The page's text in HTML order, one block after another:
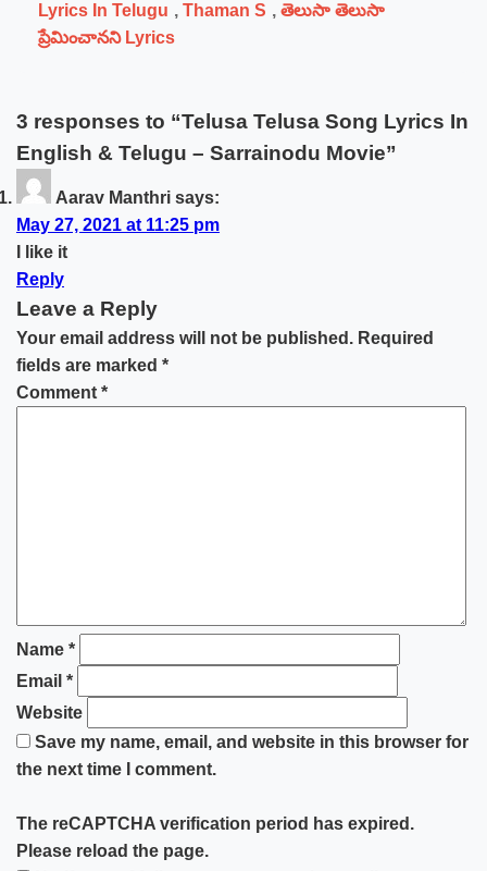
Lyrics In Telugu , Thaman S , తెలుసా తెలుసా
ప్రేమించానని Lyrics
3 responses to “Telusa Telusa Song Lyrics In
English & Telugu – Sarrainodu Movie”
Aarav Manthri says:
May 27, 2021 at 11:25 pm
I like it
Reply
Leave a Reply
Your email address will not be published. Required
fields are marked *
Comment *
Name *
Email *
Website
Save my name, email, and website in this browser for
the next time I comment.
The reCAPTCHA verification period has expired.
Please reload the page.